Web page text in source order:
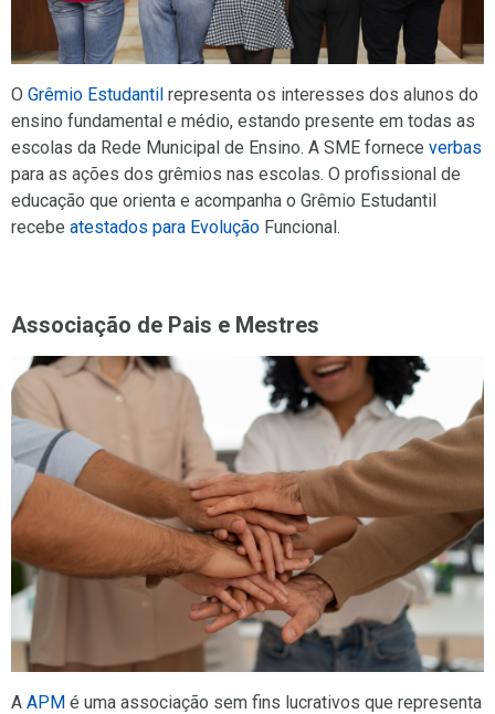
O Grêmio Estudantil representa os interesses dos alunos do
ensino fundamental e médio, estando presente em todas as
escolas da Rede Municipal de Ensino. A SME fornece verbas
para as ações dos grêmios nas escolas. O profissional de
educação que orienta e acompanha o Grêmio Estudantil
recebe atestados para Evolução Funcional.
Associação de Pais e Mestres
A APM é uma associação sem fins lucrativos que representa